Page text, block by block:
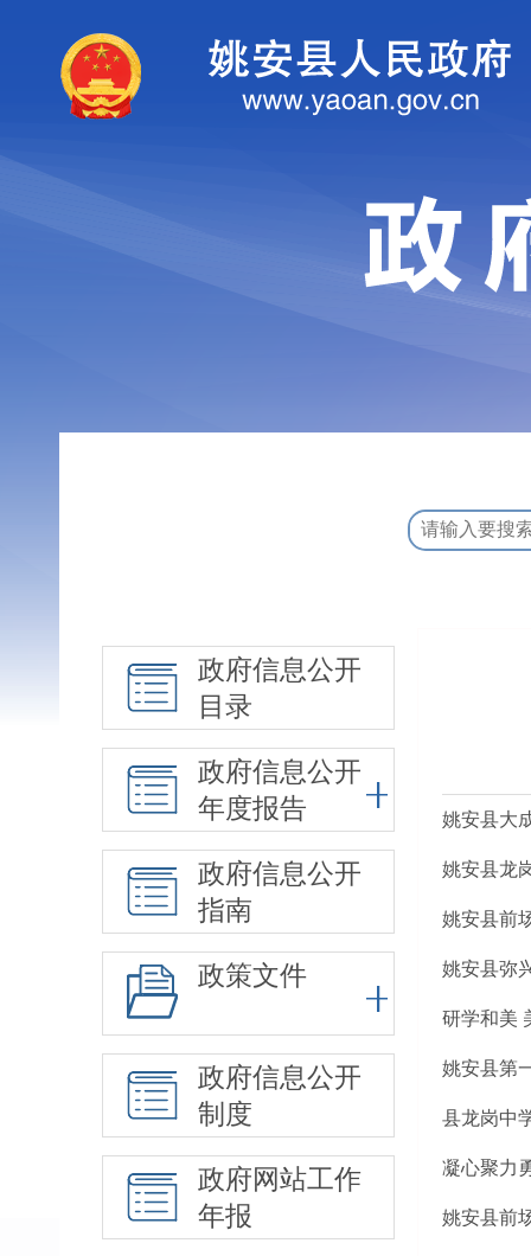
政府信息公开
目录
政府信息公开
年度报告
政府信息公开
指南
政策文件
政府信息公开
制度
政府网站工作
年报
姚安县大
姚安县龙
姚安县前
姚安县弥
研学和美
姚安县第
县龙岗中
凝心聚力
姚安县前